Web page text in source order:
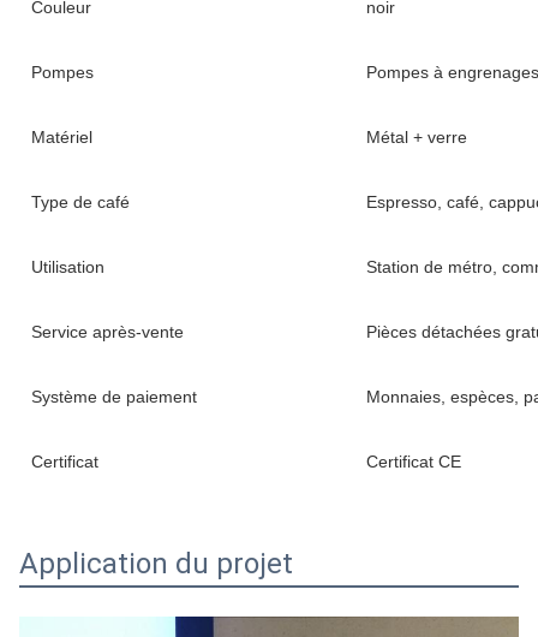
Couleur noir
Pompes Pompes à engrenages
Matériel Métal + verre
Type de café Espresso, café,
Utilisation Station de métro,
Service après-vente Pièces détachées
Système de paiement Monnaies, espèces,
Certificat Certificat CE
Application du projet